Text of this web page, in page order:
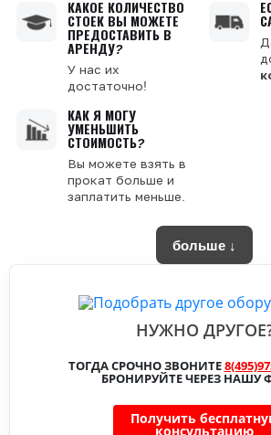
КАКОЕ КОЛИЧЕСТВО
СТОЕК ВЫ МОЖЕТЕ
ПРЕДОСТАВИТЬ В
АРЕНДУ?
У нас их
достаточно!
КАК Я МОГУ
УМЕНЬШИТЬ
СТОИМОСТЬ?
Вы можете взять в
прокат больше и
заплатить меньше.
больше ↓
НУЖНО
ТОГДА СРОЧНО ЗВОНИТЕ
БРОНИРУЙТЕ ЧЕРЕЗ НАШУ
Получить
консультацию